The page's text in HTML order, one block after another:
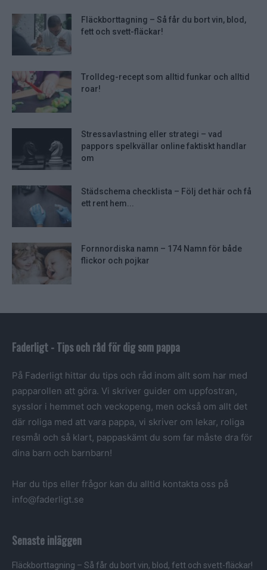
Fläckborttagning – Så får du bort vin, blod,
fett och svett-fläckar!
Trolldeg-recept som alltid funkar och alltid
roar!
Stressavlastning eller strategi – vad
pappors spelkvällar online faktiskt handlar
om
Städschema checklista – Följ det här och få
ett rent hem...
Fornnordiska namn – 174 Namn för både
flickor och pojkar
Faderligt - Tips och råd för dig som pappa
På Faderligt hittar du tips och råd inom allt som har med
papparollen att göra. Vi skriver guider om uppfostran,
sysslor i hemmet och veckopeng, men också om allt det
där roliga med att vara pappa, vi skriver om lekar, roliga
resmål och så klart, pappaskämt du som far måste dra för
dina barn och barnbarn!
Har du tips eller frågor kan du alltid kontakta oss på
info@faderligt.se
Senaste inläggen
Fläckborttagning – Så får du bort vin, blod, fett och svett-fläckar!